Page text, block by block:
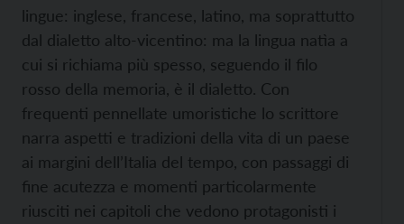
lingue: inglese, francese, latino, ma soprattutto
dal dialetto alto-vicentino: ma la lingua natìa a
cui si richiama più spesso, seguendo il filo
rosso della memoria, è il dialetto. Con
frequenti pennellate umoristiche lo scrittore
narra aspetti e tradizioni della vita di un paese
ai margini dell’Italia del tempo, con passaggi di
fine acutezza e momenti particolarmente
riusciti nei capitoli che vedono protagonisti i